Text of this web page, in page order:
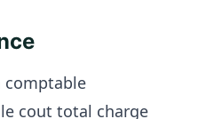
comptable
cout total charge